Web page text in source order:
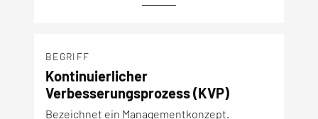
BEGRIFF
Kontinuierlicher
Verbesserungsprozess (KVP)
Bezeichnet ein Managementkonzept.